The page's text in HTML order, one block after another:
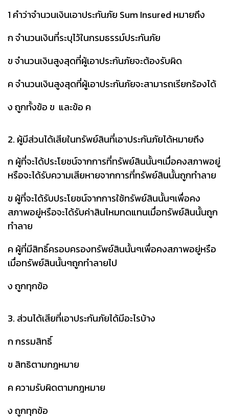
1 คำว่าจำนวนเงินเอาประกันภัย Sum Insured หมายถึง
ก จำนวนเงินที่ระบุไว้ในกรมธรรม์ประกันภัย
ข จำนวนเงินสูงสุดที่ผู้เอาประกันภัยจะต้องรับผิด
ค จำนวนเงินสูงสุดที่ผู้เอาประกันภัยจะสามารถเรียกร้องได้
ง ถูกทั้งข้อ ข และข้อ ค
2. ผู้มีส่วนได้เสียในทรัพย์สินที่เอาประกันภัยได้หมายถึง
ก ผู้ที่จะได้ประโยชน์จากการที่ทรัพย์สินนั้นๆเมื่อคงสภาพอยู่
หรือจะได้รับความเสียหายจากการที่ทรัพย์สินนั้นถูกทำลาย
ข ผู้ที่จะได้รับประโยชน์จากการใช้ทรัพย์สินนั้นๆเพื่อคง
สภาพอยู่หรือจะได้รับค่าสินไหมทดแทนเมื่อทรัพย์สินนั้นถูก
ทำลาย
ค ผู้ที่มีสิทธิ์ครอบครองทรัพย์สินนั้นๆเพื่อคงสภาพอยู่หรือ
เมื่อทรัพย์สินนั้นๆถูกทำลายไป
ง ถูกทุกข้อ
3. ส่วนได้เสียที่เอาประกันภัยได้มีอะไรบ้าง
ก กรรมสิทธิ์
ข สิทธิตามกฎหมาย
ค ความรับผิดตามกฎหมาย
ง ถูกทุกข้อ